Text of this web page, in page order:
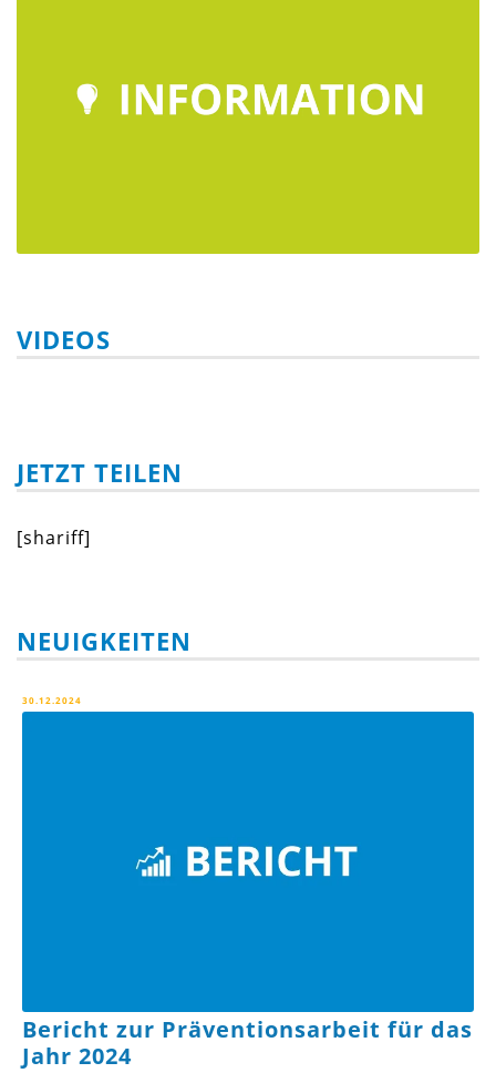
VIDEOS
JETZT TEILEN
[shariff]
NEUIGKEITEN
30.12.2024
Bericht zur Präventionsarbeit für das
Jahr 2024